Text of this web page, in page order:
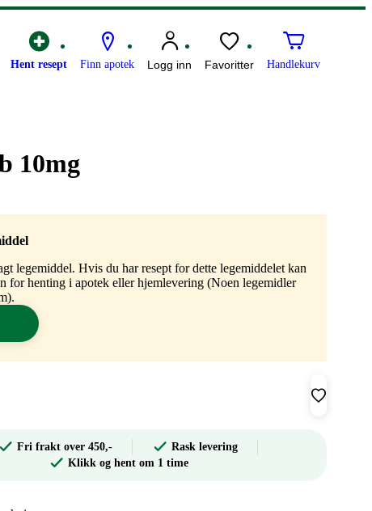
Hent resept Finn apotek Logg inn Favoritter Handlekurv
10mg
legemiddel. Hvis du har resept for dette legemiddelet kan
for henting i apotek eller hjemlevering (Noen legemidler
Fri frakt over 450,-
Rask levering
Klikk og hent om 1 time